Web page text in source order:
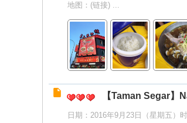
地图：(链接) ...
【Taman Segar
日期：2016年9月23日（星期五）